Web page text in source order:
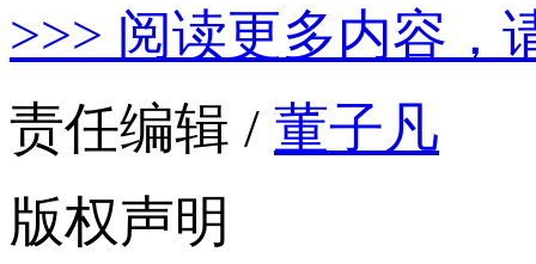
>>> 阅读更多内容，
责任编辑 / 董子凡
版权声明